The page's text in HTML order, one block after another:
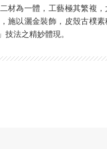
材為一體，工藝極其繁複
施以灑金裝飾，皮殼古樸
法之精妙體現。